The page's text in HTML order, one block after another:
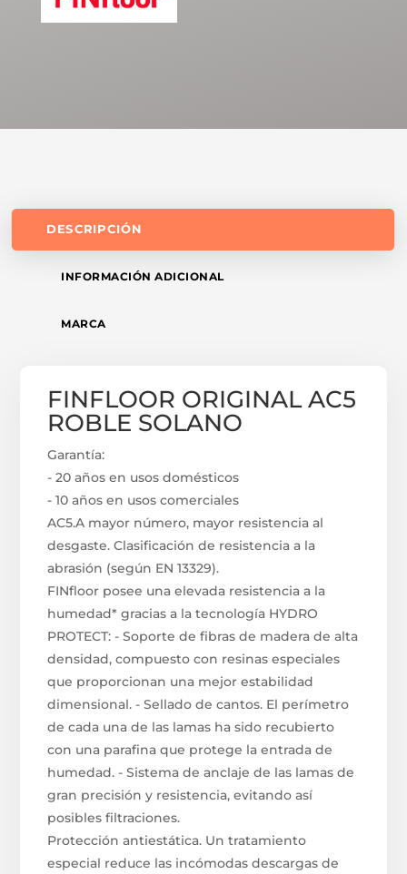
DESCRIPCIÓN
INFORMACIÓN ADICIONAL
MARCA
FINFLOOR ORIGINAL AC5
ROBLE SOLANO
Garantía:
- 20 años en usos domésticos
- 10 años en usos comerciales
AC5.A mayor número, mayor resistencia al
desgaste. Clasificación de resistencia a la
abrasión (según EN 13329).
FINfloor posee una elevada resistencia a la
humedad* gracias a la tecnología HYDRO
PROTECT: - Soporte de fibras de madera de alta
densidad, compuesto con resinas especiales
que proporcionan una mejor estabilidad
dimensional. - Sellado de cantos. El perímetro
de cada una de las lamas ha sido recubierto
con una parafina que protege la entrada de
humedad. - Sistema de anclaje de las lamas de
gran precisión y resistencia, evitando así
posibles filtraciones.
Protección antiestática. Un tratamiento
especial reduce las incómodas descargas de